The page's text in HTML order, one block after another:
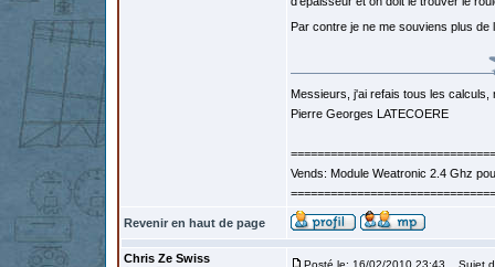
Par contre je ne me souviens plus de
Messieurs, j'ai refais tous les calculs,
Pierre Georges LATECOERE
===============================
Vends: Module Weatronic 2.4 Ghz
===============================
Revenir en haut de page
Chris Ze Swiss Posté le: 16/02/2010 23:43 Sujet